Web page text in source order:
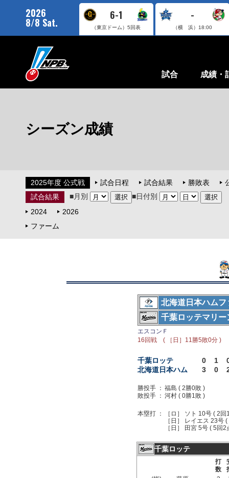
2026
8/8 Sat.
6-1
（東京ドーム）5回表
-
（横 浜） 18:00
試合 成績・
シーズン成績
2025年度 公式戦 試合日程 試合結果 勝敗表
試合結果
■月別
■日付別
2024
2026
ファーム
北海道日本ハムフ
千葉ロッテマリー
エスコンＦ
16回戦 ( ［日］11勝5敗0分 )
千葉ロッテ 0 1
北海道日本ハム
3 0
勝投手 ： 福島 ( 2勝0敗 )
敗投手 ： 河村 ( 0勝1敗 )
本塁打 ：
［ロ］ ソト 10号 ( 2
［日］ レイエス 23号
［日］ 田宮 5号 ( 5回2
千葉ロッテ
打
数